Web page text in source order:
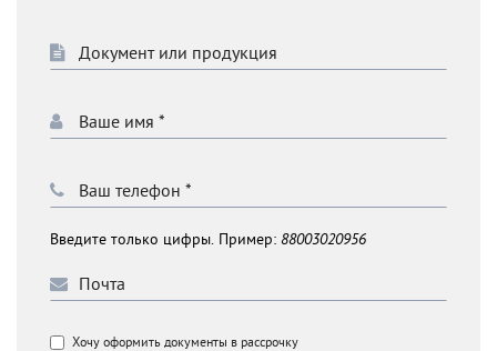
Введите только цифры. Пример: 88003020956
Хочу оформить документы в рассрочку